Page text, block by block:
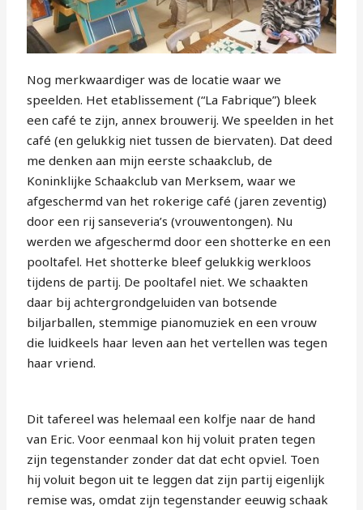
Nog merkwaardiger was de locatie waar we
speelden. Het etablissement (“La Fabrique”) bleek
een café te zijn, annex brouwerij. We speelden in het
café (en gelukkig niet tussen de biervaten). Dat deed
me denken aan mijn eerste schaakclub, de
Koninklijke Schaakclub van Merksem, waar we
afgeschermd van het rokerige café (jaren zeventig)
door een rij sanseveria’s (vrouwentongen). Nu
werden we afgeschermd door een shotterke en een
pooltafel. Het shotterke bleef gelukkig werkloos
tijdens de partij. De pooltafel niet. We schaakten
daar bij achtergrondgeluiden van botsende
biljarballen, stemmige pianomuziek en een vrouw
die luidkeels haar leven aan het vertellen was tegen
haar vriend.
Dit tafereel was helemaal een kolfje naar de hand
van Eric. Voor eenmaal kon hij voluit praten tegen
zijn tegenstander zonder dat dat echt opviel. Toen
hij voluit begon uit te leggen dat zijn partij eigenlijk
remise was, omdat zijn tegenstander eeuwig schaak